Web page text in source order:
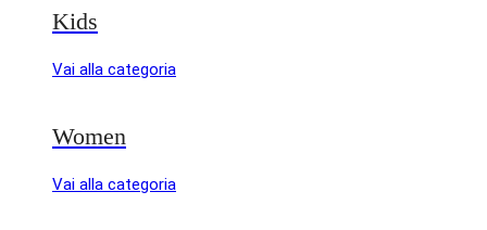
Kids
Vai alla categoria
Women
Vai alla categoria